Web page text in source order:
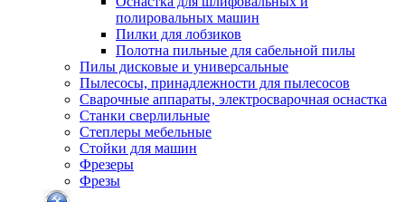
полировальных машин
Пилки для лобзиков
Полотна пильные для сабельной пилы
Пилы дисковые и универсальные
Пылесосы, принадлежности для пылесосов
Сварочные аппараты, электросварочная оснастка
Станки сверлильные
Степлеры мебельные
Стойки для машин
Фрезеры
Фрезы